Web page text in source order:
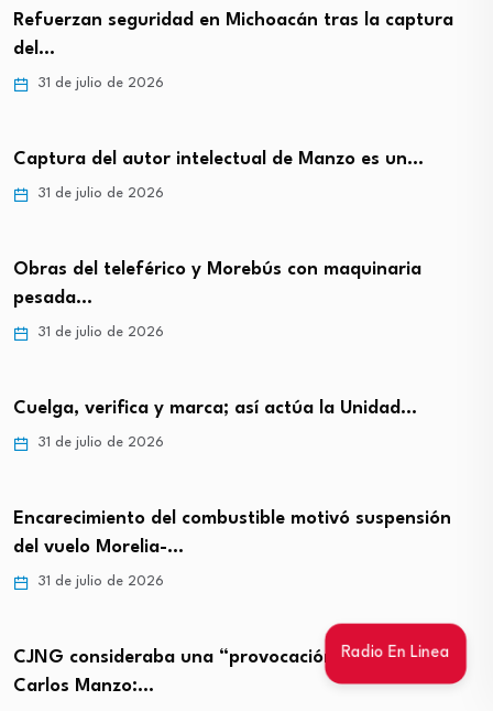
Radio En Linea
Refuerzan seguridad en Michoacán tras la captura
del…
31 de julio de 2026
Captura del autor intelectual de Manzo es un…
31 de julio de 2026
Obras del teleférico y Morebús con maquinaria
pesada…
31 de julio de 2026
Cuelga, verifica y marca; así actúa la Unidad…
31 de julio de 2026
Encarecimiento del combustible motivó suspensión
del vuelo Morelia-…
31 de julio de 2026
CJNG consideraba una “provocación” al exalcalde
Carlos Manzo:…